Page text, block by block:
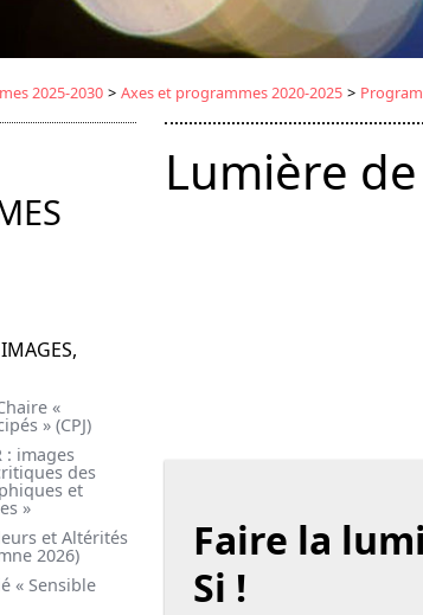
2025-2030 > Axes et programmes 2020-2025 >
«
» (CPJ)
: images
des
et
»
et Altérités
2026)
« Sensible
Lumière
Faire la
Si !